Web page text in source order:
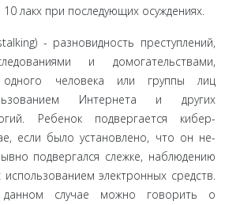
лакх при последующих осуждениях.
- разновидность пре­ступлений,
и домогатель­ствами,
человека или группы лиц
Интернета и других
Ребенок подвергается кибер-
если было установлено, что он не­
подвергался слежке, наблюде­нию
электронных средств.
случае можно говорить о